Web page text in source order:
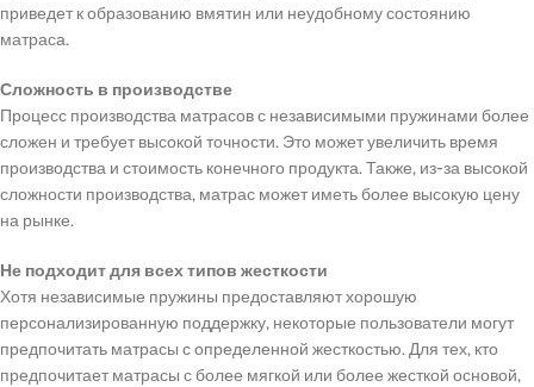
приведет к образованию вмятин или неудобному состоянию
матраса.
Сложность в производстве
Процесс производства матрасов с независимыми пружинами более
сложен и требует высокой точности. Это может увеличить время
производства и стоимость конечного продукта. Также, из-за высокой
сложности производства, матрас может иметь более высокую цену
на рынке.
Не подходит для всех типов жесткости
Хотя независимые пружины предоставляют хорошую
персонализированную поддержку, некоторые пользователи могут
предпочитать матрасы с определенной жесткостью. Для тех, кто
предпочитает матрасы с более мягкой или более жесткой основой,